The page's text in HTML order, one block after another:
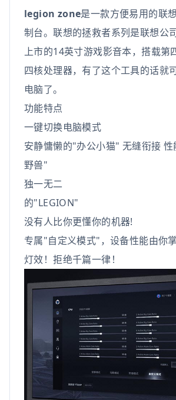
legion zone是一款方便易用的联
制台。联想的拯救者系列是联想公
上市的14英寸游戏影音本，搭载第
四核处理器，有了这个工具的话就
电脑了。
功能特点
一键切换电脑模式
安静慵懒的"办公小猫" 无缝衔接
野兽"
独一无二
的"LEGION"
没有人比你更懂你的机器!
专属"自定义模式"，设备性能由你
灯效！拒绝千篇一律！